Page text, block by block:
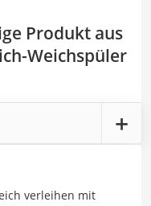
Produkt aus
Weichspüler
verleihen mit